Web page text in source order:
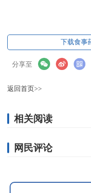
下载食事
分享至
返回首页>>
相关阅读
网民评论